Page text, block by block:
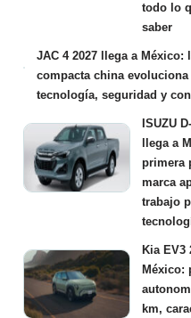
todo lo
saber
JAC 4 2027 llega a México:
compacta china
tecnología, seguridad y
ISUZU
llega a
primera
marca
trabajo
Kia EV3
México:
km,